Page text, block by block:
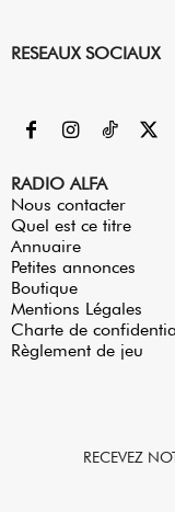
RESEAUX SOCIAUX
RADIO ALFA
Nous contacter
Quel est ce titre
Annuaire
Petites annonces
Boutique
Mentions Légales
Charte de
Règlement de jeu
RECEVEZ